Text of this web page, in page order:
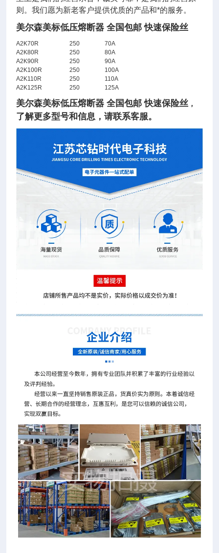
则。我们愿为新老客户提供优质的产品和*的服务。
美尔森美标低压熔断器 全国包邮 快速保险丝
A2K70R 250
70A
A2K80R
250
80A
A2K90R
250
90A
A2K100R
250
100A
A2K110R
250
110A
A2K125R
250 125A
美尔森美标低压熔断器 全国包邮 快速保险丝 ，
了解更多型号和信息，请联系客服。